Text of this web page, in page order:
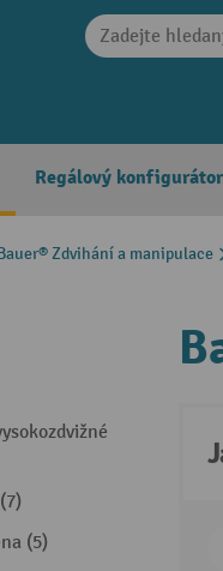
Regálový konfigurátor
Zdvihání a manipulace
(5)